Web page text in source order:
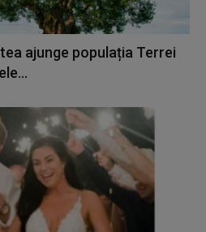
ajunge populația Terrei